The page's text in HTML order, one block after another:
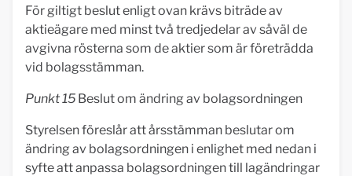
För giltigt beslut enligt ovan krävs biträde av
aktieägare med minst två tredjedelar av såväl de
avgivna rösterna som de aktier som är företrädda
vid bolagsstämman.
Punkt 15 Beslut om ändring av bolagsordningen
Styrelsen föreslår att årsstämman beslutar om
ändring av bolagsordningen i enlighet med nedan i
syfte att anpassa bolagsordningen till lagändringar